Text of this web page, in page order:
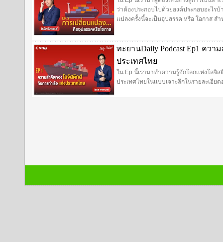
ว่าต้องประกอบไปด้วยองค์ประกอบอะไรบ้า
เเปลงครั้งนี้จะเป็นอุปสรรค หรือ โอกาส
ทะยานDaily Podcast Ep1 คว
ประเทศไทย
ใน Ep นี้เรามาทำความรู้จักโลกเเห่งโลจิ
ประเทศไทยในเเบบเจาะลึกในรายละเอี